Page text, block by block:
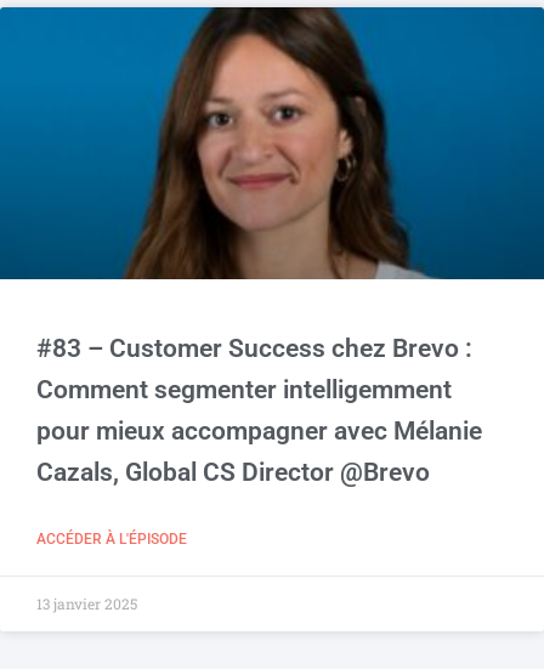
#83 – Customer Success chez Brevo :
Comment segmenter intelligemment
pour mieux accompagner avec Mélanie
Cazals, Global CS Director @Brevo
ACCÉDER À L'ÉPISODE
13 janvier 2025